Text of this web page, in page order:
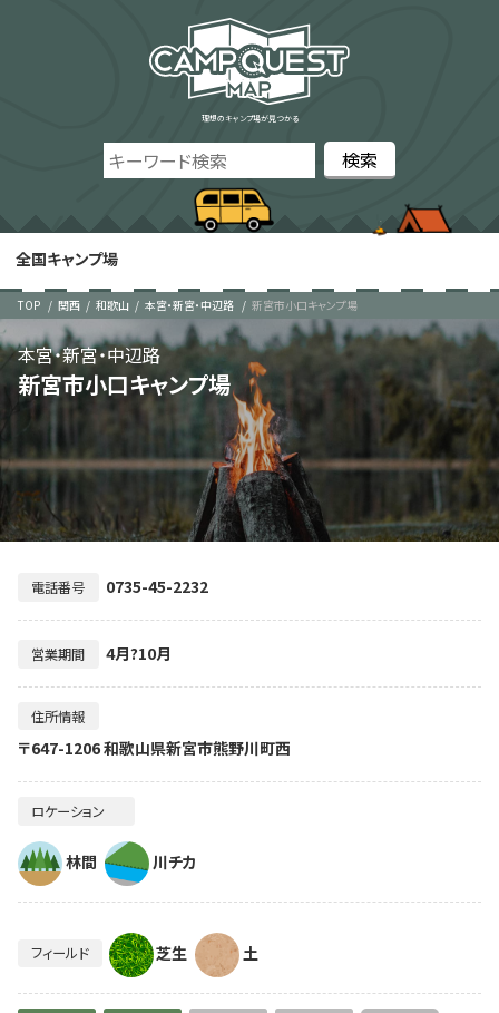
理想のキャンプ場が見つかる
全国キャンプ場
TOP 関西 和歌山 本宮・新宮・中辺路 新宮市小口キャンプ場
新宮市小口キャンプ場
本宮・新宮・中辺路
電話番号 0735-45-2232
営業期間 4月?10月
住所情報
〒647-1206 和歌山県新宮市熊野川町西
ロケーション
林間 川チカ
フィールド 芝生 土